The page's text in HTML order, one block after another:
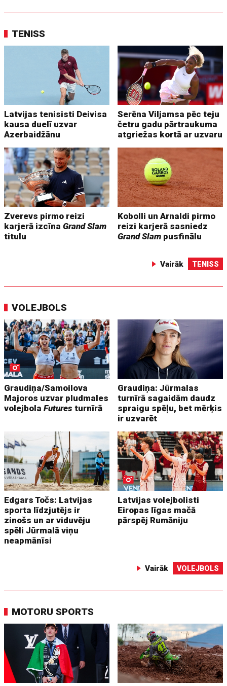
TENISS
Latvijas tenisisti Deivisa
kausa duelī uzvar
Azerbaidžānu
Serēna Viljamsa pēc teju
četru gadu pārtraukuma
atgriežas kortā ar uzvaru
Zverevs pirmo reizi
karjerā izcīnaGrand Slam
titulu
Kobolli un Arnaldi pirmo
reizi karjerā sasniedz
Grand Slam pusfinālu
Vairāk TENISS
VOLEJBOLS
Graudiņa/Samoilova
Majoros uzvar pludmales
volejbolaFutures turnīrā
Graudiņa: Jūrmalas
turnīrā sagaidām daudz
spraigu spēļu, bet mērķis
ir uzvarēt
Edgars Točs: Latvijas
sporta līdzjutējs ir
zinošs un ar viduvēju
spēli Jūrmalā viņu
neapmānīsi
Latvijas volejbolisti
Eiropas līgas mačā
pārspēj Rumāniju
Vairāk VOLEJBOLS
MOTORU SPORTS